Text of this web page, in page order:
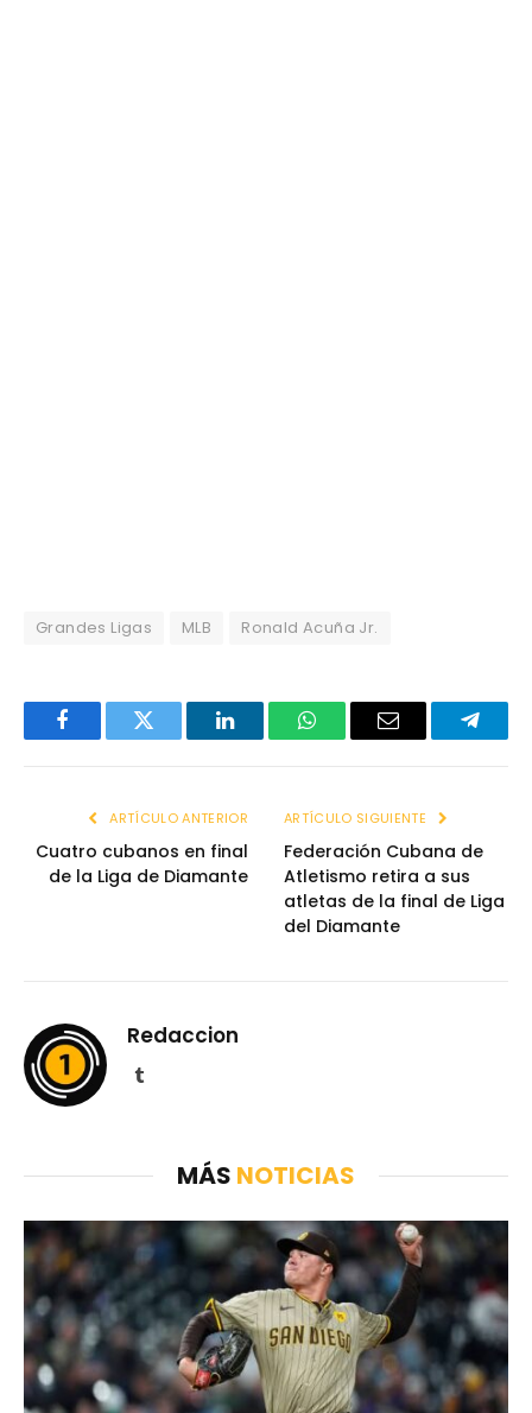
Grandes Ligas MLB Ronald Acuña Jr.
FacebookTwitter LinkedInWhatsAppEmail
ARTÍCULO ANTERIOR
Cuatro cubanos en final
de la Liga de Diamante
ARTÍCULO SIGUIENTE
Federación Cubana de
Atletismo retira a sus
atletas de la final de Liga
del Diamante
Redaccion
Tumblr
MÁS NOTICIAS